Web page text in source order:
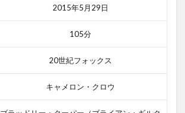
2015年5月29日
105分
20世紀フォックス
キャメロン・クロウ